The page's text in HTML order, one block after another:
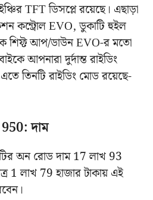
TFT ডিসপ্লে রয়েছে। এছাড়া
কন্ট্রোল EVO, ডুকাটি হুইল
শিফ্ট আপ/ডাউন EVO-র মতো
আপনারা দুর্দান্ত রাইডিং
তিনটি রাইডিং মোড রয়েছে-
দাম
অন রোড দাম 17 লাখ 93
1 লাখ 79 হাজার টাকায় এই